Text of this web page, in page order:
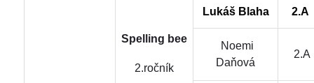
Spelling bee
2.ročník
Lukáš Blaha 2.A
Noemi
Daňová
2.A